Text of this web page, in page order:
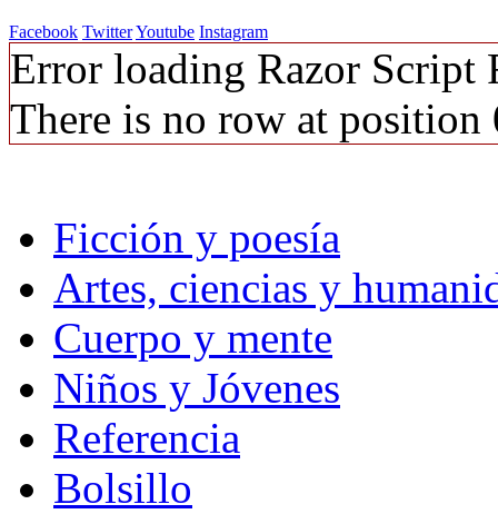
Facebook TwitterYoutube Instagram
Error loading Razor Script
There is no row at position
Ficción y poesía
Artes, ciencias y
Cuerpo y mente
Niños y Jóvenes
Referencia
Bolsillo